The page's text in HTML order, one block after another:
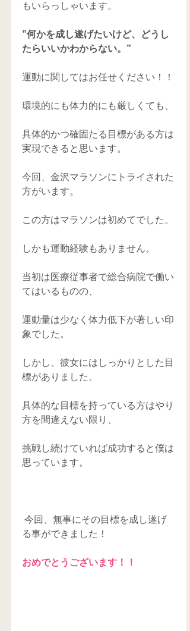
もいらっしゃいます。
”何かを成し遂げたいけど、どうし
たらいいかわからない。”
運動に関してはお任せください！！
環境的にも体力的にも厳しくても、
具体的かつ確固たる目標がある方は
実現できると思います。
今回、金沢マラソンにトライされた
方がいます。
この方はマラソンは初めてでした。
しかも運動経験もありません。
当初は医療従事者で総合病院で働い
てはいるものの、
運動量は少なく体力低下が著しい印
象でした。
しかし、彼女にはしっかりとした目
標がありました。
具体的な目標を持っている方はやり
方を間違えない限り、
挑戦し続けていれば成功すると僕は
思っています。
る事ができました！
おめでとうございます！！